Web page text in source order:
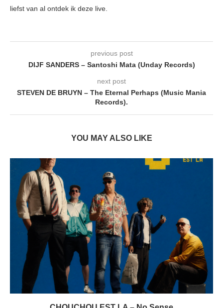
liefst van al ontdek ik deze live.
previous post
DIJF SANDERS – Santoshi Mata (Unday Records)
next post
STEVEN DE BRUYN – The Eternal Perhaps (Music Mania
Records).
YOU MAY ALSO LIKE